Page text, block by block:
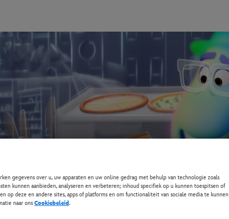
gegevens over u, uw apparaten en uw online gedrag met behulp van technologie zoals
kunnen aanbieden, analyseren en verbeteren; inhoud specifiek op u kunnen toespitsen of
op deze en andere sites, apps of platforms en om functionaliteit van sociale media te kunnen
naar ons Cookiebeleid.